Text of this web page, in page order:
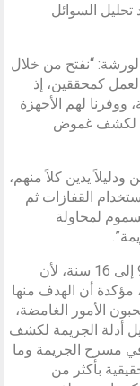
تحليل السوائل
“نفتح من خلال
كمحققين، إذ
لهم الأجهزة
لكشف غموض
الجريمة وجود 4 مشتبهين ودليلاً يدين كلاً منهم،
القفازات ثم
لمحاولة
وأوضحت أن الورشة مخصصة للأطفال من 9 إلى 16 سنة، لأن
مؤكدة أن الهدف منها
الأمور الغامضة،
أدلة الجريمة لكشف
في مسرح الجريمة وما
بأكثر من